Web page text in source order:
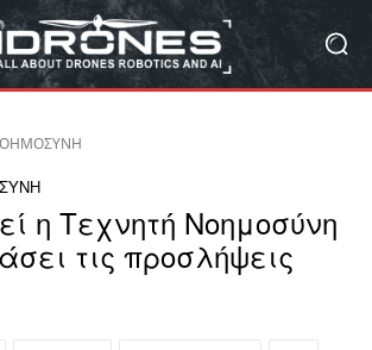
η Τεχνητή Νοημοσύνη
τις προσλήψεις